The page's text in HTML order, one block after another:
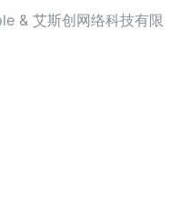
& 艾斯创网络科技有限